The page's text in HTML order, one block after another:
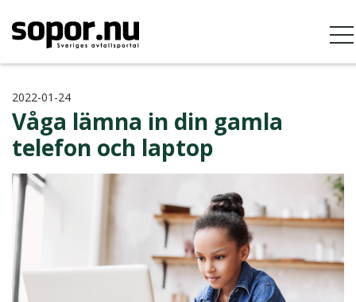
2022-01-24
Våga lämna in din gamla
telefon och laptop